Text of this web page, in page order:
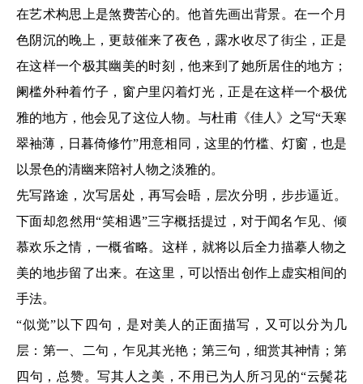
在艺术构思上是煞费苦心的。他首先画出背景。在一个月
色阴沉的晚上，更鼓催来了夜色，露水收尽了街尘，正是
在这样一个极其幽美的时刻，他来到了她所居住的地方；
阑槛外种着竹子，窗户里闪着灯光，正是在这样一个极优
雅的地方，他会见了这位人物。与杜甫《佳人》之写“天寒
翠袖薄，日暮倚修竹”用意相同，这里的竹槛、灯窗，也是
以景色的清幽来陪衬人物之淡雅的。
先写路途，次写居处，再写会晤，层次分明，步步逼近。
下面却忽然用“笑相遇”三字概括提过，对于闻名乍见、倾
慕欢乐之情，一概省略。这样，就将以后全力描摹人物之
美的地步留了出来。在这里，可以悟出创作上虚实相间的
手法。
“似觉”以下四句，是对美人的正面描写，又可以分为几
层：第一、二句，乍见其光艳；第三句，细赏其神情；第
四句，总赞。写其人之美，不用已为人所习见的“云鬓花